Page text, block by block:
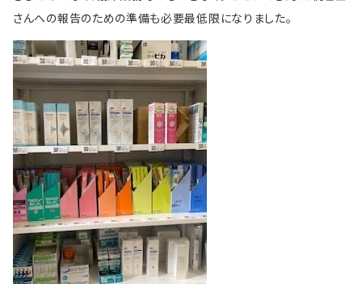
さんへの報告のための準備も必要最低限になりました。